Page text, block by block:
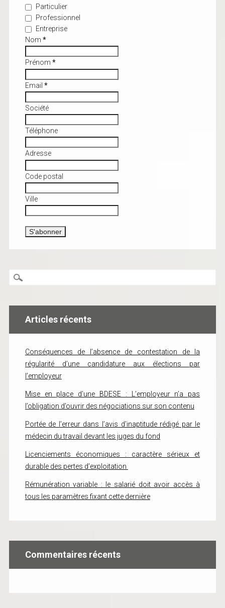
Particulier
Professionnel
Entreprise
Nom *
Prénom *
Email *
Société
Téléphone
Adresse
Code postal
Ville
Articles récents
Conséquences de l’absence de contestation de la
régularité d’une candidature aux élections par
l’employeur
Mise en place d’une BDESE : L’employeur n’a pas
l’obligation d’ouvrir des négociations sur son contenu
Portée de l’erreur dans l’avis d’inaptitude rédigé par le
médecin du travail devant les juges du fond
Licenciements économiques : caractère sérieux et
durable des pertes d’exploitation
Rémunération variable : le salarié doit avoir accès à
tous les paramètres fixant cette dernière
Commentaires récents